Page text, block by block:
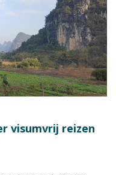
visumvrij reizen